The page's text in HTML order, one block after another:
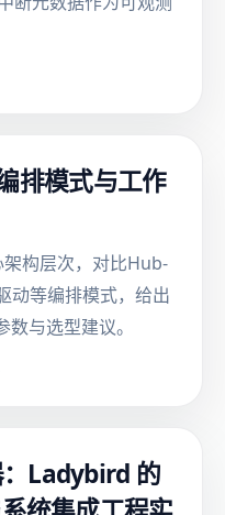
排模式与工作
构层次，对比Hub-
动等编排模式，给出
与选型建议。
Ladybird 的